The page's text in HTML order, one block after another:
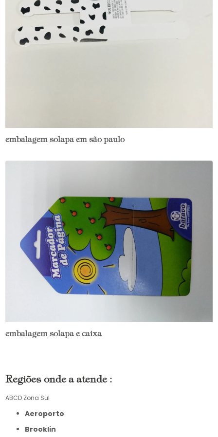
embalagem solapa em são paulo
embalagem solapa e caixa
Regiões onde a atende :
ABCD Zona Sul
Aeroporto
Brooklin